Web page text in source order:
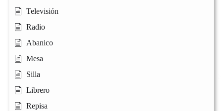
Televisión
Radio
Abanico
Mesa
Silla
Librero
Repisa